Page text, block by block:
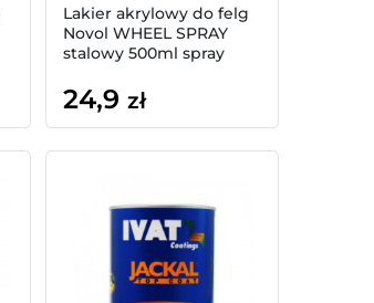
Lakier akrylowy do felg
Novol WHEEL SPRAY
stalowy 500ml spray
24,9 zł